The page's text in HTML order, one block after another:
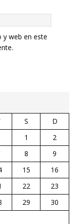
y web en este
S
D
1
2
8
9
15
16
22
23
29
30